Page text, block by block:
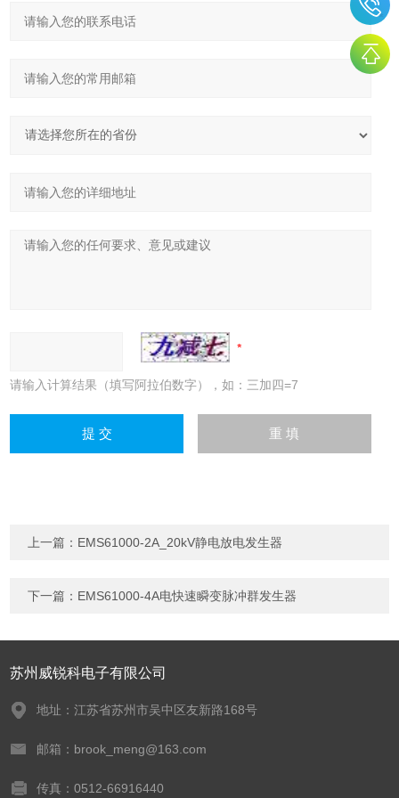
请输入计算结果（填写阿拉伯数字），如：三加四=7
上一篇： EMS61000-2A_20kV静电放电发生器
下一篇： EMS61000-4A电快速瞬变脉冲群发生器
苏州威锐科电子有限公司
地址：江苏省苏州市吴中区友新路168号
邮箱：brook_meng@163.com
传真：0512-66916440